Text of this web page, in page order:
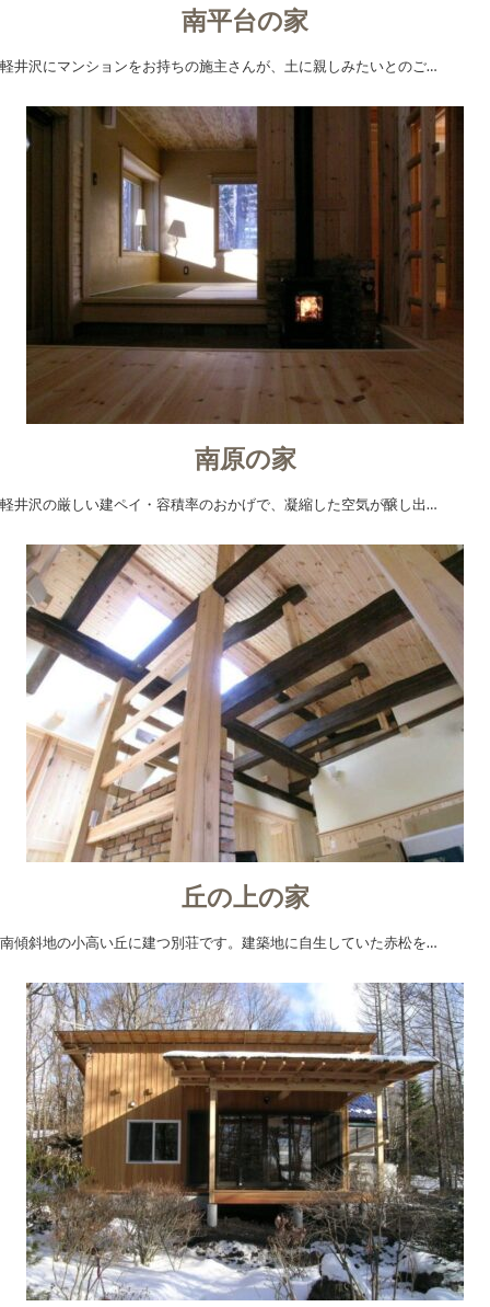
南平台の家
軽井沢にマンションをお持ちの施主さんが、土に親しみたいとのご…
南原の家
軽井沢の厳しい建ペイ・容積率のおかげで、凝縮した空気が醸し出…
丘の上の家
南傾斜地の小高い丘に建つ別荘です。建築地に自生していた赤松を…